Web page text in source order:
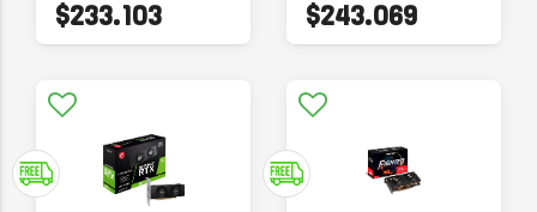
$233.103 $243.069